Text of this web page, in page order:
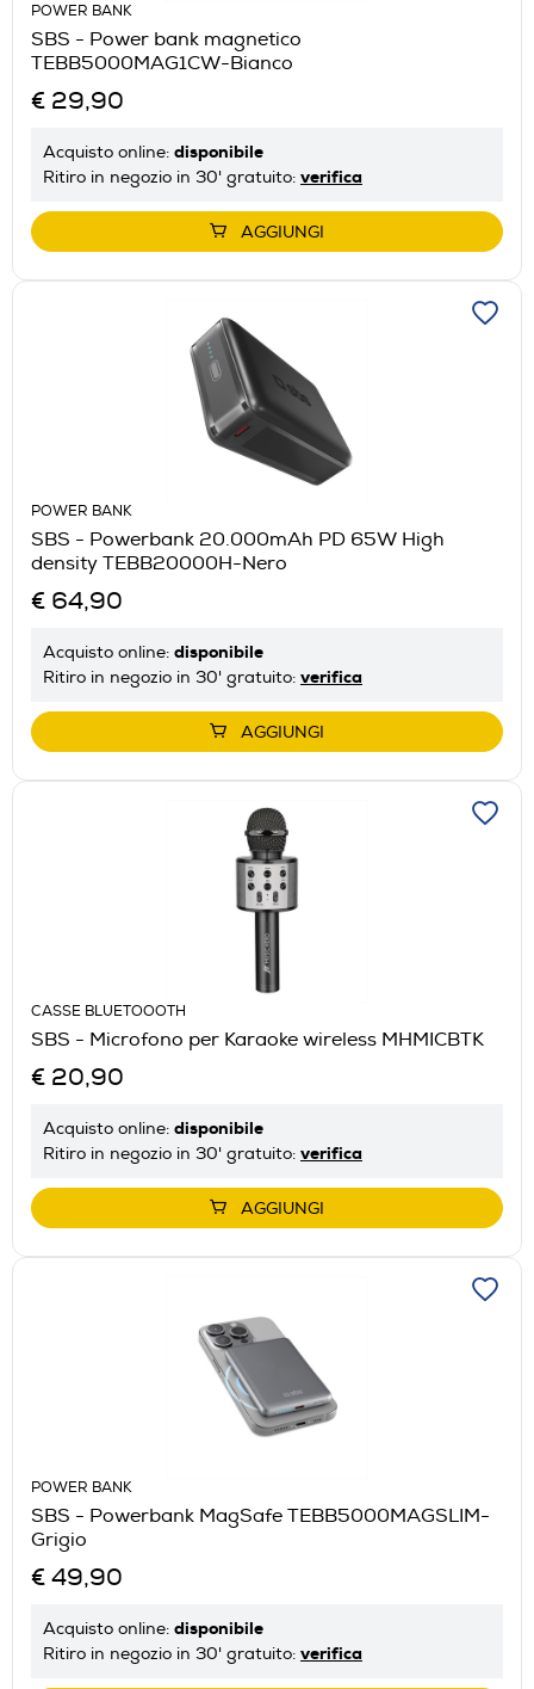
POWER BANK
SBS - Power bank magnetico
TEBB5000MAG1CW-Bianco
€ 29,90
Acquisto online: disponibile
Ritiro in negozio in 30' gratuito: verifica
AGGIUNGI
POWER BANK
SBS - Powerbank 20.000mAh PD 65W High
density TEBB20000H-Nero
€ 64,90
Acquisto online: disponibile
Ritiro in negozio in 30' gratuito: verifica
AGGIUNGI
CASSE BLUETOOOTH
SBS - Microfono per Karaoke wireless MHMICBTK
€ 20,90
Acquisto online: disponibile
Ritiro in negozio in 30' gratuito: verifica
AGGIUNGI
POWER BANK
SBS - Powerbank MagSafe TEBB5000MAGSLIM-
Grigio
€ 49,90
Acquisto online: disponibile
Ritiro in negozio in 30' gratuito: verifica